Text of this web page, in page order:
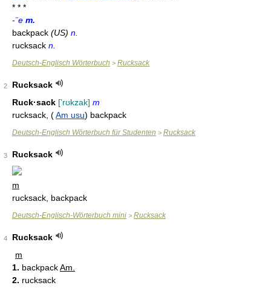
* * *
-¨e m.
backpack (US) n.
rucksack n.
Deutsch-Englisch Wörterbuch > Rucksack
2
Rucksack
Ruck·sack [ʼrʊkzak] m
rucksack, (Am usu) backpack
Deutsch-Englisch Wörterbuch für Studenten > Rucksack
3 Rucksack
m
rucksack, backpack
Deutsch-Englisch-Wörterbuch mini > Rucksack
4
Rucksack
m
1. backpackAm.
2. rucksack